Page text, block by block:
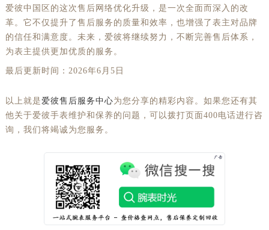
爱彼中国区的这次售后网络优化升级，是一次全面而深入的改
革。它不仅提升了售后服务的质量和效率，也增强了表主对品牌
的信任和满意度。未来，爱彼将继续努力，不断完善售后体系，
为表主提供更加优质的服务。
最后更新时间：2026年6月5日
以上就是 爱彼售后服务中心为您分享的精彩内容。如果您还有其
他关于爱彼手表维护和保养的问题，可以拨打页面400电话进行咨
询，我们将竭诚为您服务。